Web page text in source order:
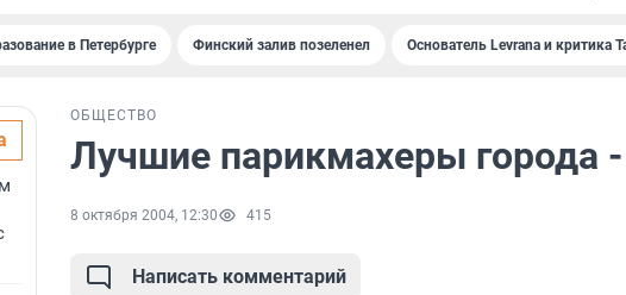
в Петербурге Финский залив позеленел Основатель Levrana и критика
ОБЩЕСТВО
Лучшие парикмахеры
8 октября 2004, 12:30 415
Написать комментарий